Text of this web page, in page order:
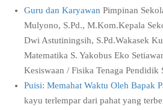
Guru dan Karyawan Pimpinan
Mulyono, S.Pd., M.Kom.Kepala
Dwi Astutiningsih, S.Pd.Wakasek
Matematika S. Yakobus Eko
Kesiswaan / Fisika Tenaga
Puisi: Memahat Waktu Oleh Bapak
kayu terlempar dari pahat yang